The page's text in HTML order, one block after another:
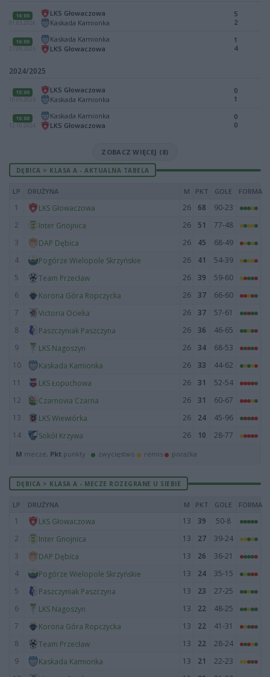
16:00
01.05.2026
LKS Głowaczowa
Kaskada Kamionka
5
2
16:00
27.09.2025
Kaskada Kamionka
LKS Głowaczowa
1
4
2024/2025
15:00
10.05.2025
LKS Głowaczowa
Kaskada Kamionka
0
1
16:00
12.10.2024
Kaskada Kamionka
LKS Głowaczowa
0
0
ZOBACZ WIĘCEJ (8)
DĘBICA > KLASA A - AKTUALNA TABELA
LP DRUŻYNA M PKT GOLE FORMA
1 LKS Głowaczowa 26 68
90-23
2
Inter Gnojnica 26 51
77-48
3
DAP Dębica 26 45
68-49
4
Pogórze Wielopole Skrzyńskie 26 41
54-39
5
Team Przecław 26 39
59-60
6
Korona Góra Ropczycka 26 37
66-60
7
Victoria Ocieka 26 37
57-61
8
Paszczyniak Paszczyna 26 36
46-65
9
LKS Nagoszyn 26 34
68-53
10
Kaskada Kamionka 26 33
44-62
11
LKS Łopuchowa 26 31
52-54
12
Czarnovia Czarna 26 31
60-67
13
LKS Wiewiórka 26 24
45-96
14
Sokół Krzywa 26 10 28-77
M mecze, Pkt punkty · zwycięstwo remis porażka
DĘBICA > KLASA A - MECZE ROZEGRANE U SIEBIE
LP DRUŻYNA M PKT GOLE FORMA
1 LKS Głowaczowa 13 39
50-8
2
Inter Gnojnica 13 27
39-24
3
DAP Dębica 13 26
36-21
4
Pogórze Wielopole Skrzyńskie 13 24
35-15
5
Paszczyniak Paszczyna 13 23
27-25
6
LKS Nagoszyn 13 22
48-25
7
Korona Góra Ropczycka 13 22
41-31
8
Team Przecław 13 22
28-24
9
Kaskada Kamionka 13 21
22-23